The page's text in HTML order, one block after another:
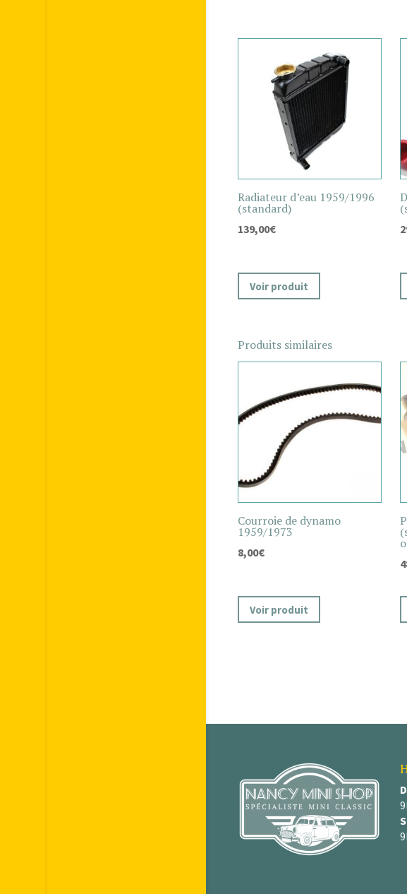
Radiateur d’eau 1959/1996
(standard)
139,00€
Voir produit
Produits similaires
Courroie de dynamo
1959/1973
8,00€
Voir produit